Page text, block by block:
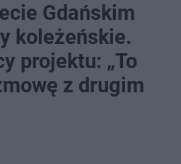
drugim człowiekiem”
Gdańskim
koleżeńskie.
projektu: „To
z drugim